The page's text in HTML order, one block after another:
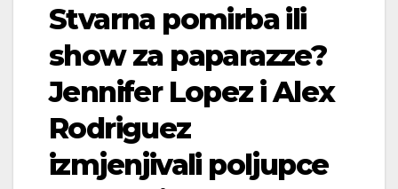
Stvarna pomirba ili
show za paparazze?
Jennifer Lopez i Alex
Rodriguez
izmjenjivali poljupce